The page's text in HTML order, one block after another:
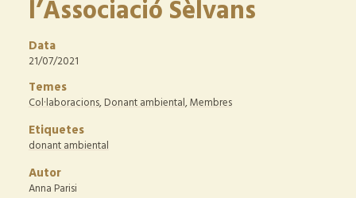
l’Associació Sèlvans
Data
21/07/2021
Temes
Col·laboracions,Donant ambiental,Membres
Etiquetes
donant ambiental
Autor
Anna Parisi